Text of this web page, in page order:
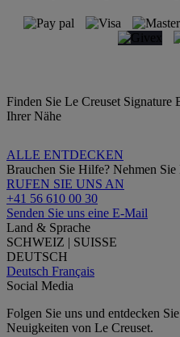
Finden Sie Le Creuset Signature
Ihrer Nähe
ALLE ENTDECKEN
Brauchen Sie Hilfe? Nehmen
RUFEN SIE UNS AN
+41 56 610 00 30
Senden Sie uns eine E-Mail
Land & Sprache
SCHWEIZ | SUISSE
DEUTSCH
Deutsch Français
Social Media
Folgen Sie uns und entdecken
Neuigkeiten von Le Creuset.